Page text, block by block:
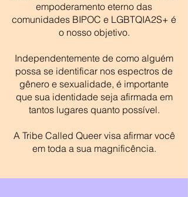
empoderamento eterno das
comunidades BIPOC e LGBTQIA2S+ é
o nosso objetivo.
Independentemente de como alguém
possa se identificar nos espectros de
gênero e sexualidade, é importante
que sua identidade seja afirmada em
tantos lugares quanto possível.
A Tribe Called Queer visa afirmar você
em toda a sua magnificência.